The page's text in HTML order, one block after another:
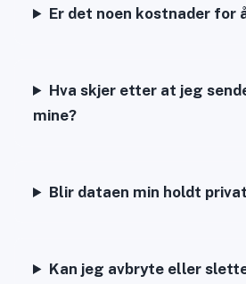
Er det noen kostnader for
Hva skjer etter at jeg
mine?
Blir dataen min holdt
Kan jeg avbryte eller